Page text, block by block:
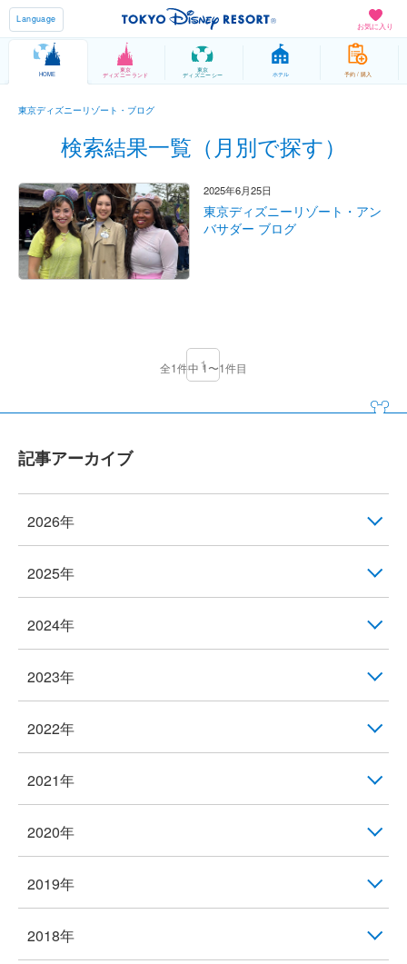
お気に入り
Language
HOME
東京
ディズニーランド
東京
ディズニーシー ホテル 予約 / 購入
東京ディズニーリゾート・ブログ
検索結果一覧（月別で探す）
2025年6月25日
東京ディズニーリゾート・アン
バサダー ブログ
1
全1件中 1〜1件目
記事アーカイブ
2026年
2025年
2024年
2023年
2022年
2021年
2020年
2019年
2018年